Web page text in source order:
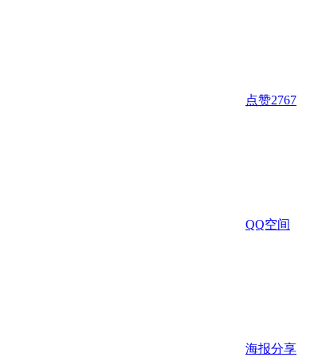
点赞2767
QQ空间
海报分享